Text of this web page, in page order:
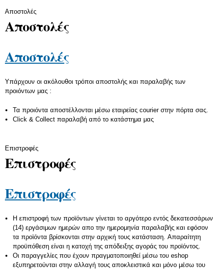
Αποστολές
Αποστολές
Αποστολές
Υπάρχουν οι ακόλουθοι τρόποι αποστολής και παραλαβής των
προιόντων μας :
Τα προιόντα αποστέλλονται μέσω εταιρείας courier στην πόρτα σας.
Click & Collect παραλαβή από το κατάστημα μας
Επιστροφές
Επιστροφές
Επιστροφές
Η επιστροφή των προϊόντων γίνεται το αργότερο εντός δεκατεσσάρων
(14) εργάσιμων ημερών απο την ημερομηνία παραλαβής και εφόσον
τα προϊόντα βρίσκονται στην αρχική τους κατάσταση. Απαραίτητη
προϋπόθεση είναι η κατοχή της απόδειξης αγοράς του προϊόντος.
Οι παραγγελίες που έχουν πραγματοποιηθεί μέσω του eshop
εξυπηρετούνται στην αλλαγή τους αποκλειστικά και μόνο μέσω του